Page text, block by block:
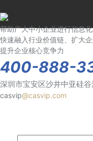
帮助广大中小企业进行信息
快速融入行业价值链、扩大
提升企业核心竞争力
400-888-
深圳市宝安区沙井中亚硅
casvip@casvip.com